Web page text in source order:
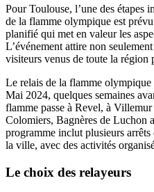
Pour Toulouse, l’une des étapes
de la flamme olympique est
planifié qui met en valeur les
L’événement attire non
visiteurs venus de toute la région
Le relais de la flamme
Mai 2024, quelques semaines
flamme passe à Revel, à
Colomiers, Bagnères de Luchon
programme inclut plusieurs
la ville, avec des activités
Le choix des relayeurs